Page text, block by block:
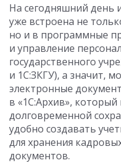
На сегодняшний день
уже встроена не
но и в программные
и управление
государственного
и 1С:ЗКГУ), а значит,
электронные
в «1С:Архив»,
долговременной
удобно создавать
для хранения
документов.